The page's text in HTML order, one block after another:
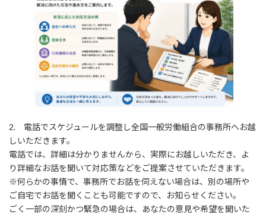
2. 電話でスケジュールを調整し全国一般労働組合の事務所へお越
しいただきます。
電話では、詳細は分かりませんから、実際にお越しいただき、よ
り詳細なお話を聞いて対応策などをご提案させていただきます。
※何らかの事情で、事務所でお話を伺えない場合は、別の場所や
ご自宅でお話を聞くことも可能ですので、お知らせください。
ごく一部の深刻かつ緊急の場合は、あなたの意見や希望を聞いた